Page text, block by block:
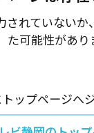
されていないか
た可能性があり
ップページへ